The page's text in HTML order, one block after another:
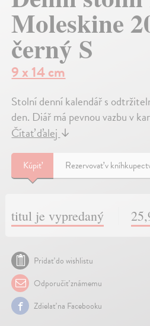
Moleskine
černý S
9 x 14 cm
Stolní denní kalendář s
den. Diář má pevnou vazbu v
Čítať ďalej↓
Kúpiť Rezervovať v
titul je vypredaný
Pridať do wishlistu
Odporučiť známemu
Zdielať na Facebooku